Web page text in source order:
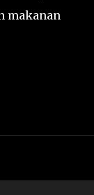
makanan